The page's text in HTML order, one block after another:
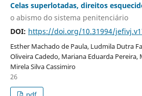
Celas superlotadas, direitos
o abismo do sistema penitenciário
DOI: https://doi.org/10.31994/
Esther Machado de Paula, Ludmila Dutra
Oliveira Cadedo, Mariana Eduarda Pereira,
Mirela Silva Cassimiro
26